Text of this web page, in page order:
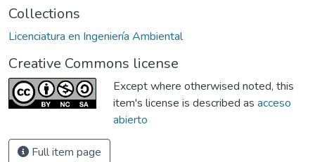
Collections
Licenciatura en Ingeniería Ambiental
Creative Commons license
Except where otherwised noted, this
item's license is described as acceso
abierto
Full item page